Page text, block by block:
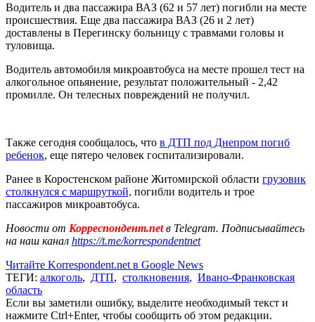
Водитель и два пассажира ВАЗ (62 и 57 лет) погибли на месте
происшествия. Еще два пассажира ВАЗ (26 и 2 лет)
доставлены в Перегинску больницу с травмами головы и
туловища.
Водитель автомобиля микроавтобуса на месте прошел тест на
алкогольное опьянение, результат положительный - 2,42
промилле. Он телесных повреждений не получил.
Также сегодня сообщалось, что в ДТП под Днепром погиб
ребенок, еще пятеро человек госпитализировали.
Ранее в Коростенском районе Житомирской области грузовик
столкнулся с маршруткой, погибли водитель и трое
пассажиров микроавтобуса.
Новости от Корреспондент.netв Telegram. Подписывайтесь
на наш канал https://t.me/korrespondentnet
Читайте Korrespondent.net в Google News
ТЕГИ: алкоголь, ДТП, столкновения, Ивано-Франковская
область
Если вы заметили ошибку, выделите необходимый текст и
нажмите Ctrl+Enter, чтобы сообщить об этом редакции.